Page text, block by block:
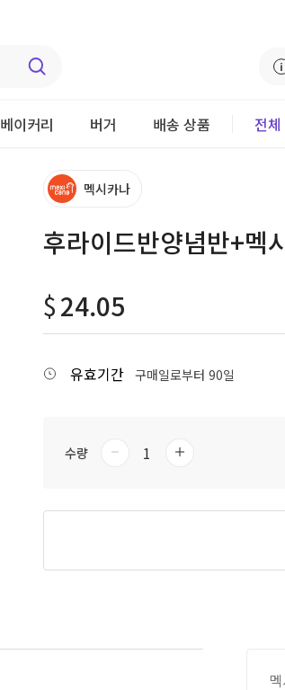
베이커리 버거 배송 상품 전
멕시카나
후라이드반양념반+멕
$24.05
유효기간 구매일로부터 90일
수량